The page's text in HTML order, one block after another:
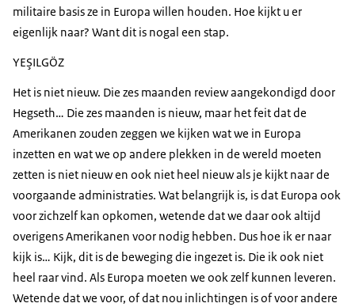
militaire basis ze in Europa willen houden. Hoe kijkt u er
eigenlijk naar? Want dit is nogal een stap.
YEŞILGÖZ
Het is niet nieuw. Die zes maanden review aangekondigd door
Hegseth… Die zes maanden is nieuw, maar het feit dat de
Amerikanen zouden zeggen we kijken wat we in Europa
inzetten en wat we op andere plekken in de wereld moeten
zetten is niet nieuw en ook niet heel nieuw als je kijkt naar de
voorgaande administraties. Wat belangrijk is, is dat Europa ook
voor zichzelf kan opkomen, wetende dat we daar ook altijd
overigens Amerikanen voor nodig hebben. Dus hoe ik er naar
kijk is… Kijk, dit is de beweging die ingezet is. Die ik ook niet
heel raar vind. Als Europa moeten we ook zelf kunnen leveren.
Wetende dat we voor, of dat nou inlichtingen is of voor andere